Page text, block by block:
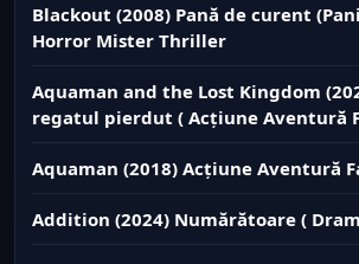
Blackout (2008) Pană de curent
Horror Mister Thriller
Aquaman and the Lost Kingdom
regatul pierdut ( Acțiune Aventură
Aquaman (2018) Acțiune Aventură
Addition (2024) Numărătoare (